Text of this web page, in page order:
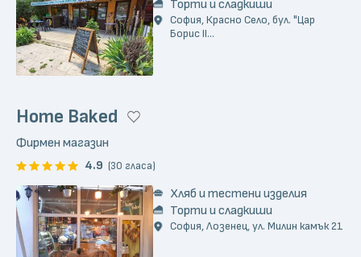
Торти и сладкиши
София, Красно Село, бул. "Цар
Борис II...
Home Baked
Фирмен магазин
4.9 (30 гласа)
Хляб и тестени изделия
Торти и сладкиши
София, Лозенец, ул. Милин камък 21